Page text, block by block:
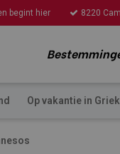
begint hier 8220
Op vakantie in